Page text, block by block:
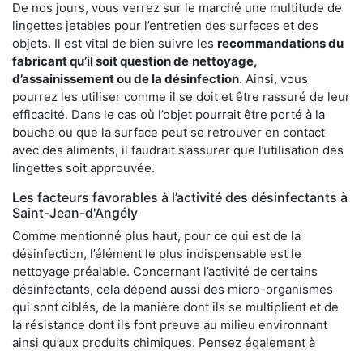
De nos jours, vous verrez sur le marché une multitude de
lingettes jetables pour l’entretien des surfaces et des
objets. Il est vital de bien suivre les recommandations du
fabricant qu’il soit question de nettoyage,
d’assainissement ou de la désinfection. Ainsi, vous
pourrez les utiliser comme il se doit et être rassuré de leur
efficacité. Dans le cas où l’objet pourrait être porté à la
bouche ou que la surface peut se retrouver en contact
avec des aliments, il faudrait s’assurer que l’utilisation des
lingettes soit approuvée.
Les facteurs favorables à l’activité des désinfectants à
Saint-Jean-d'Angély
Comme mentionné plus haut, pour ce qui est de la
désinfection, l’élément le plus indispensable est le
nettoyage préalable. Concernant l’activité de certains
désinfectants, cela dépend aussi des micro-organismes
qui sont ciblés, de la manière dont ils se multiplient et de
la résistance dont ils font preuve au milieu environnant
ainsi qu’aux produits chimiques. Pensez également à